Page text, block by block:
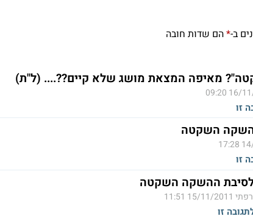
ב-*הם שדות חובה
מאיפה המצאת מושג שלא קיים??.... (ל"ת)
16/11/
זו
השקטה
14/
זו
לסיבת ההשקה השקטה
15/11/2011 11:51
זו